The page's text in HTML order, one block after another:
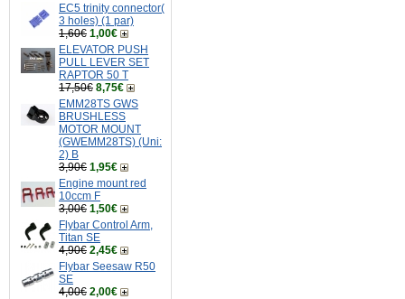
EC5 trinity connector(
3 holes) (1 par)
1,60€ 1,00€
ELEVATOR PUSH
PULL LEVER SET
RAPTOR 50 T
17,50€ 8,75€
EMM28TS GWS
BRUSHLESS
MOTOR MOUNT
(GWEMM28TS) (Uni:
2) B
3,90€ 1,95€
Engine mount red
10ccm F
3,00€ 1,50€
Flybar Control Arm,
Titan SE
4,90€ 2,45€
Flybar Seesaw R50
SE
4,00€ 2,00€